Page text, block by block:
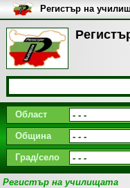
Регистър на
университетите в
Област
Община
Град/село
Регистър на училищата